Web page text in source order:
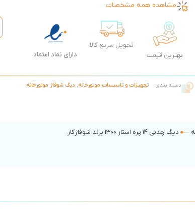
مشاهده همه مشخصات
بهترین قیمت
تحویل سریع کالا
دارای نماد اعتماد
دسته بندی: تجهیزات و تاسیسات موتورخانه, دیگ شوفاژ موتورخانه
دیگ چدنی 14 پره استار 1300 برند شوفاژکار